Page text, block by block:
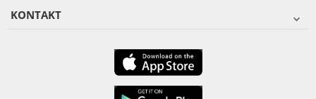
KONTAKT